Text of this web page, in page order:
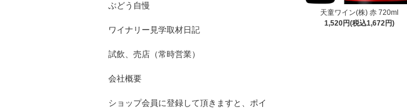
天童ワイン(株) 赤 720ml
1,520円(税込1,672円)
ぶどう自慢
ワイナリー見学取材日記
試飲、売店（常時営業）
会社概要
ショップ会員に登録して頂きますと、ポイ